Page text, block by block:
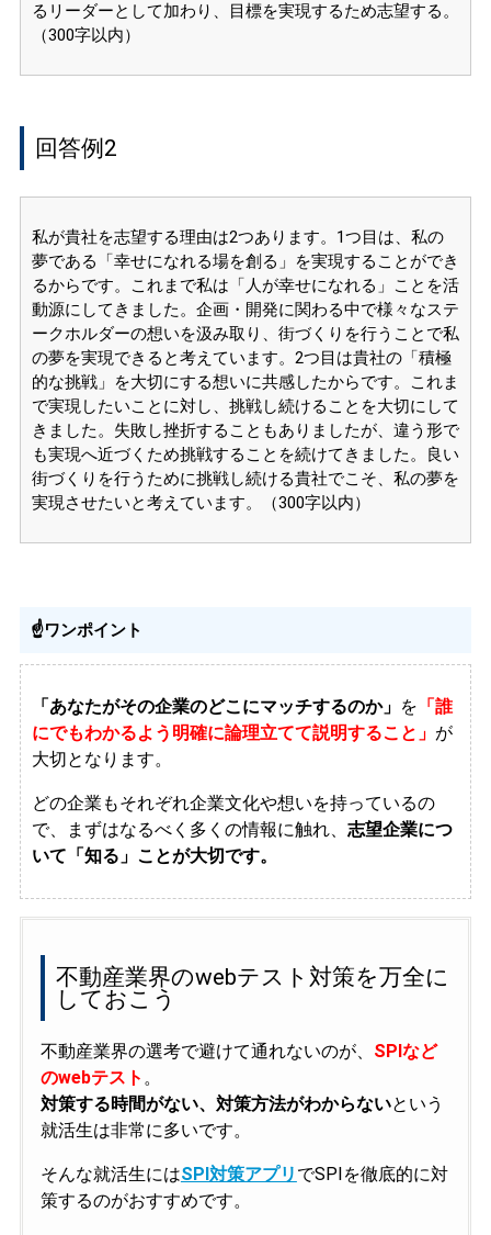
るリーダーとして加わり、目標を実現するため志望する。
（300字以内）
回答例2
私が貴社を志望する理由は2つあります。1つ目は、私の
夢である「幸せになれる場を創る」を実現することができ
るからです。これまで私は「人が幸せになれる」ことを活
動源にしてきました。企画・開発に関わる中で様々なステ
ークホルダーの想いを汲み取り、街づくりを行うことで私
の夢を実現できると考えています。2つ目は貴社の「積極
的な挑戦」を大切にする想いに共感したからです。これま
で実現したいことに対し、挑戦し続けることを大切にして
きました。失敗し挫折することもありましたが、違う形で
も実現へ近づくため挑戦することを続けてきました。良い
街づくりを行うために挑戦し続ける貴社でこそ、私の夢を
実現させたいと考えています。（300字以内）
☝️ワンポイント
「あなたがその企業のどこにマッチするのか」 を 「誰
にでもわかるよう明確に論理立てて説明すること」 が
大切となります。
どの企業もそれぞれ企業文化や想いを持っているの
で、まずはなるべく多くの情報に触れ、 志望企業につ
いて「知る」ことが大切です。
不動産業界のwebテスト対策を万全に
しておこう
不動産業界の選考で避けて通れないのが、 SPIなど
のwebテスト 。
対策する時間がない、対策方法がわからないという
就活生は非常に多いです。
そんな就活生にはSPI対策アプリ でSPIを徹底的に対
策するのがおすすめです。